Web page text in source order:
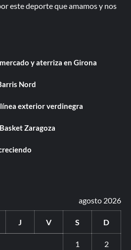
este deporte que amamos y nos
y aterriza en Girona
Nord
exterior verdinegra
Zaragoza
agosto 2026
J V S D
1 2